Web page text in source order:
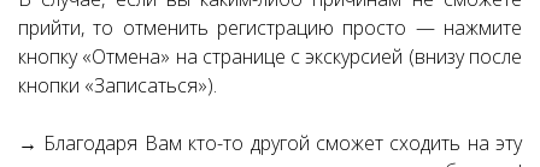
прийти, то отменить регистрацию просто — нажмите
кнопку «Отмена» на странице с экскурсией (внизу после
кнопки «Записаться»).
→ Благодаря Вам кто-то другой сможет сходить на эту